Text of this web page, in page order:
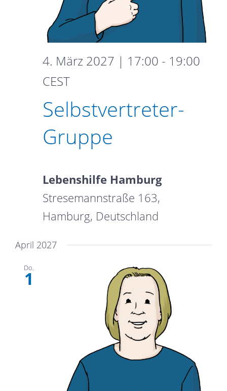
4. März 2027 | 17:00 - 19:00
CEST
Gruppe
Selbstvertreter-
Gruppe
Lebenshilfe Hamburg
Stresemannstraße 163,
Hamburg, Deutschland
April 2027
Do.
1